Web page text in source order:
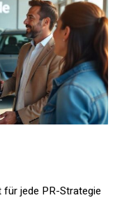
jede PR-Strategie